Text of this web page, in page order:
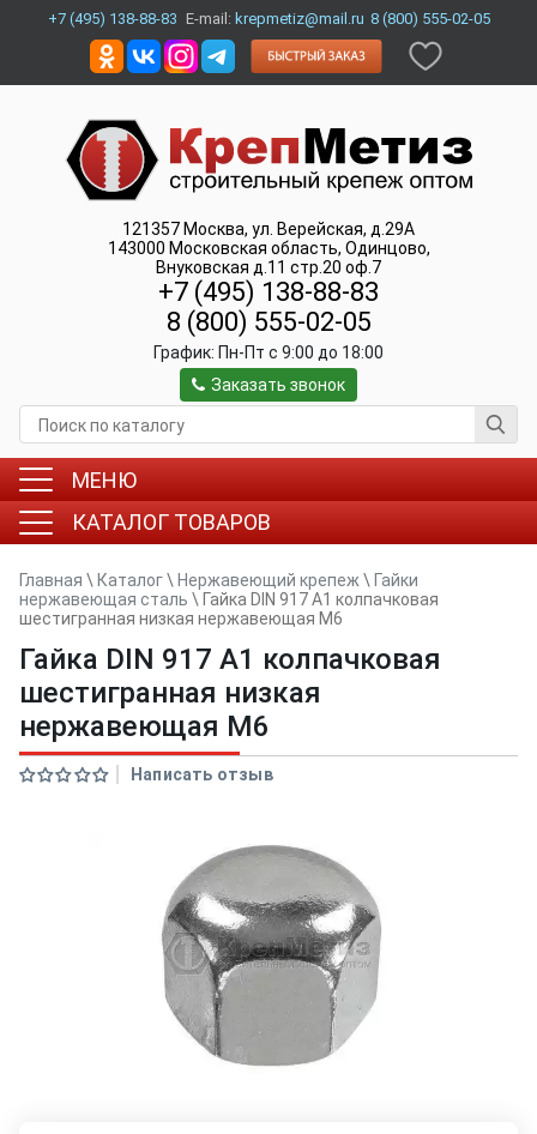
+7 (495) 138-88-83 E-mail: krepmetiz@mail.ru 8 (800) 555-02-05
121357 Москва, ул. Верейская, д.29А
143000 Московская область, Одинцово,
Внуковская д.11 стр.20 оф.7
+7 (495) 138-88-83
8 (800) 555-02-05
График: Пн-Пт c 9:00 до 18:00
Заказать звонок
МЕНЮ
КАТАЛОГ ТОВАРОВ
Главная \ Каталог\ Нержавеющий крепеж \ Гайки
нержавеющая сталь \ Гайка DIN 917 А1 колпачковая
шестигранная низкая нержавеющая M6
Гайка DIN 917 А1 колпачковая
шестигранная низкая
нержавеющая M6
Написать отзыв